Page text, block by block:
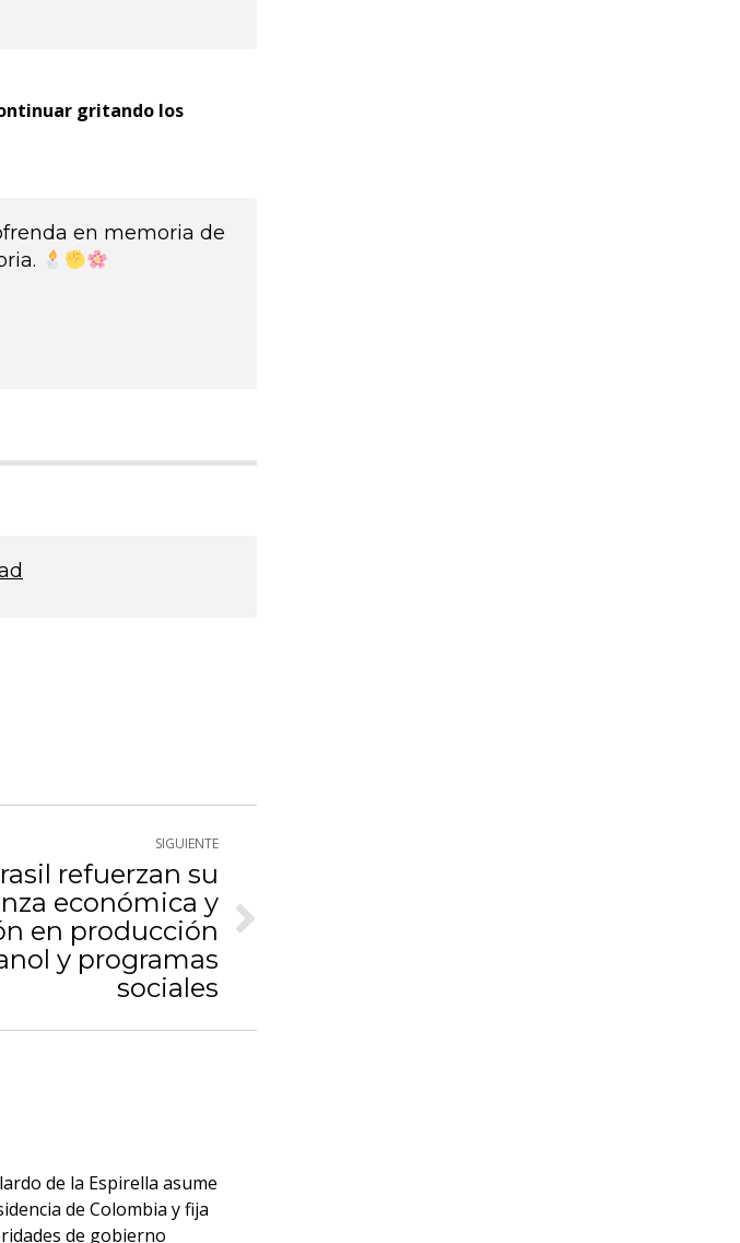
gritando los
en memoria de
SIGUIENTE
refuerzan su
económica y
en producción
y programas
sociales
de la Espirella asume
de Colombia y fija
de gobierno